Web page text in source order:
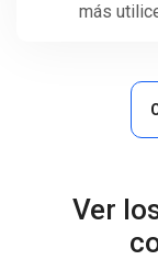
más
Ver